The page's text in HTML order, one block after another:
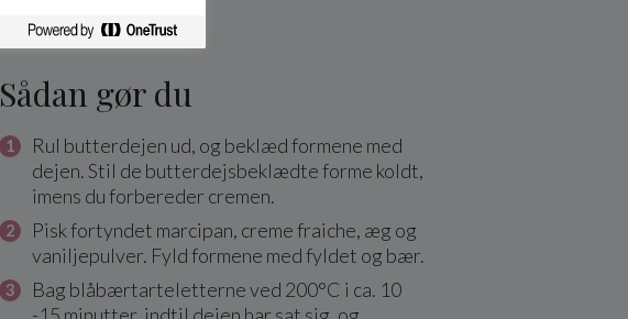
Sådan gør du
Rul butterdejen ud, og beklæd formene med
dejen. Stil de butterdejsbeklædte forme koldt,
imens du forbereder cremen.
Pisk fortyndet marcipan, creme fraiche, æg og
vaniljepulver. Fyld formene med fyldet og bær.
Bag blåbærtarteletterne ved 200°C i ca. 10